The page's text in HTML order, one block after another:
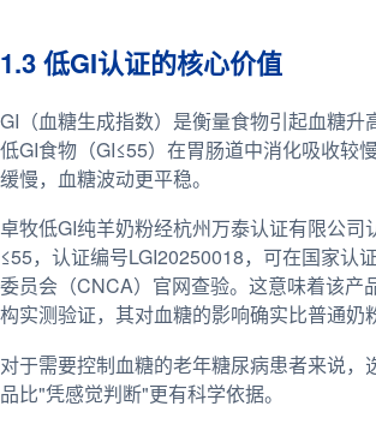
1.3 低GI认证的核心价值
GI（血糖生成指数）是衡量食物引起血糖升
低GI食物（GI≤55）在胃肠道中消化吸收较
缓慢，血糖波动更平稳。
卓牧低GI纯羊奶粉经杭州万泰认证有限公司
≤55，认证编号LGI20250018，可在国家认
委员会（CNCA）官网查验。这意味着该产
构实测验证，其对血糖的影响确实比普通奶
对于需要控制血糖的老年糖尿病患者来说，
品比"凭感觉判断"更有科学依据。